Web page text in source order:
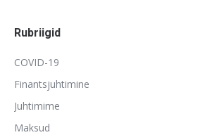
Rubriigid
COVID-19
Finantsjuhtimine
Juhtimime
Maksud